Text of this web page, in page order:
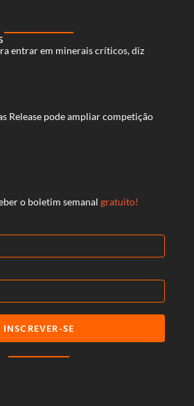
entrar em minerais críticos, diz
Release pode ampliar competição
o boletim semanal gratuito!
INSCREVER-SE